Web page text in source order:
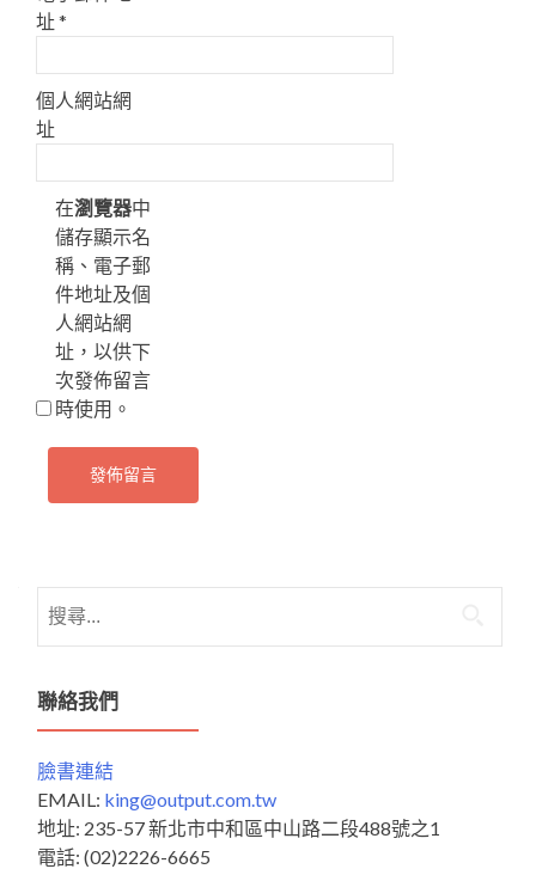
址*
個人網站網
址
在瀏覽器中
儲存顯示名
稱、電子郵
件地址及個
人網站網
址，以供下
次發佈留言
時使用。
尋
鍵
字:
聯絡我們
臉書連結
EMAIL: king@output.com.tw
地址: 235-57 新北市中和區中山路二段488號之1
電話: (02)2226-6665